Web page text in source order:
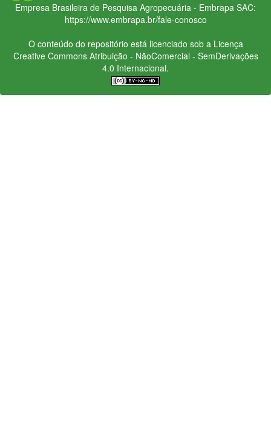
Empresa Brasileira de Pesquisa Agropecuária - Embrapa SAC:
https://www.embrapa.br/fale-conosco
O conteúdo do repositório está licenciado sob a Licença
Creative CommonsAtribuição - NãoComercial - SemDerivações
4.0 Internacional.